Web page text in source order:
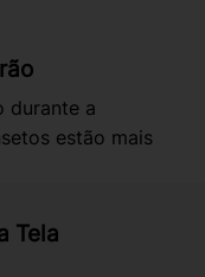
durante a
estão mais
Tela